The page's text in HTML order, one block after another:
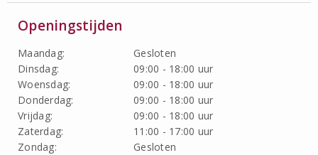
Openingstijden
Maandag:
Gesloten
Dinsdag:
09:00 - 18:00 uur
Woensdag:
09:00 - 18:00 uur
Donderdag:
09:00 - 18:00 uur
Vrijdag:
09:00 - 18:00 uur
Zaterdag:
11:00 - 17:00 uur
Zondag:
Gesloten